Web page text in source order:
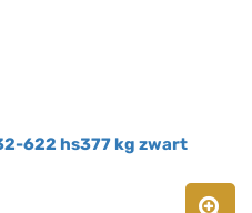
622 hs377 kg zwart